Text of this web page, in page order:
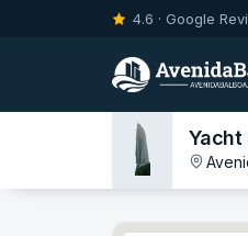
4.6 · Google